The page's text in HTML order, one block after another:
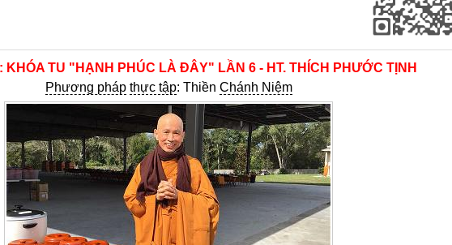
: KHÓA TU "HẠNH PHÚC LÀ ĐÂY" LẦN 6 - HT. THÍCH PHƯỚC TỊNH
Phương pháp thực tập: Thiền Chánh Niệm